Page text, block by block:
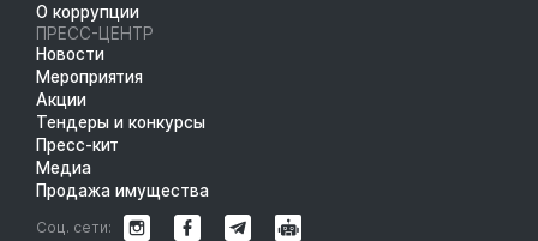
О коррупции
ПРЕСС-ЦЕНТР
Новости
Мероприятия
Акции
Тендеры и конкурсы
Пресс-кит
Медиа
Продажа имущества
Соц. сети: